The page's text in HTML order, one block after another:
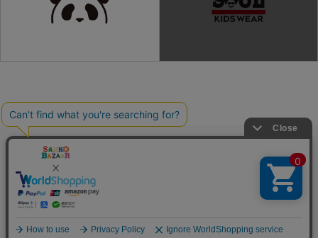
ご利用ガイド
利用規約
Copyright(C) SANKO Co.,Ltd.